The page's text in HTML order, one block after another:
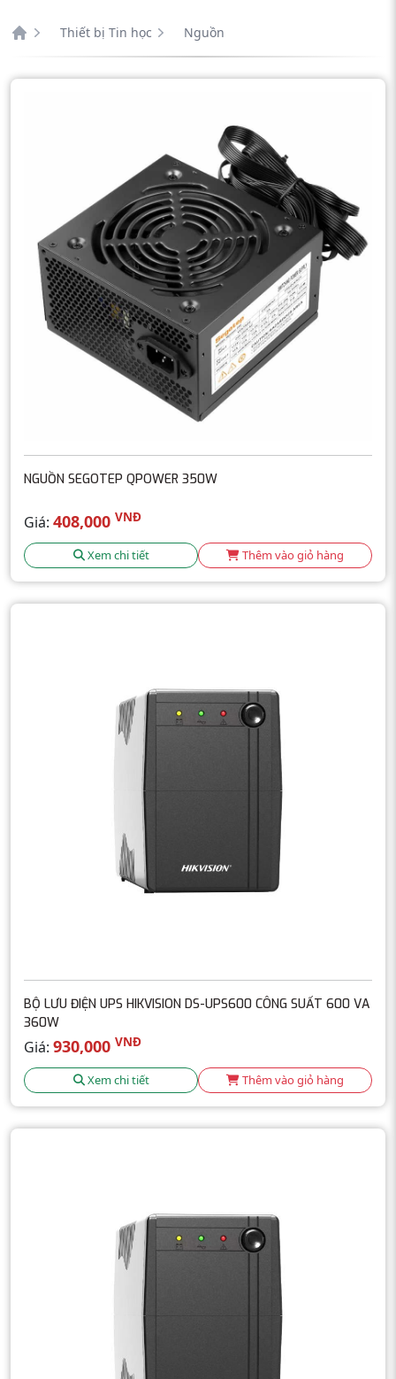
Thiết bị Tin học Nguồn
NGUỒN SEGOTEP QPOWER 350W
Giá: 408,000 VNĐ
Xem chi tiết Thêm vào giỏ hàng
BỘ LƯU ĐIỆN UPS HIKVISION DS-UPS600 CÔNG SUẤT 600 VA
360W
Giá: 930,000 VNĐ
Xem chi tiết Thêm vào giỏ hàng